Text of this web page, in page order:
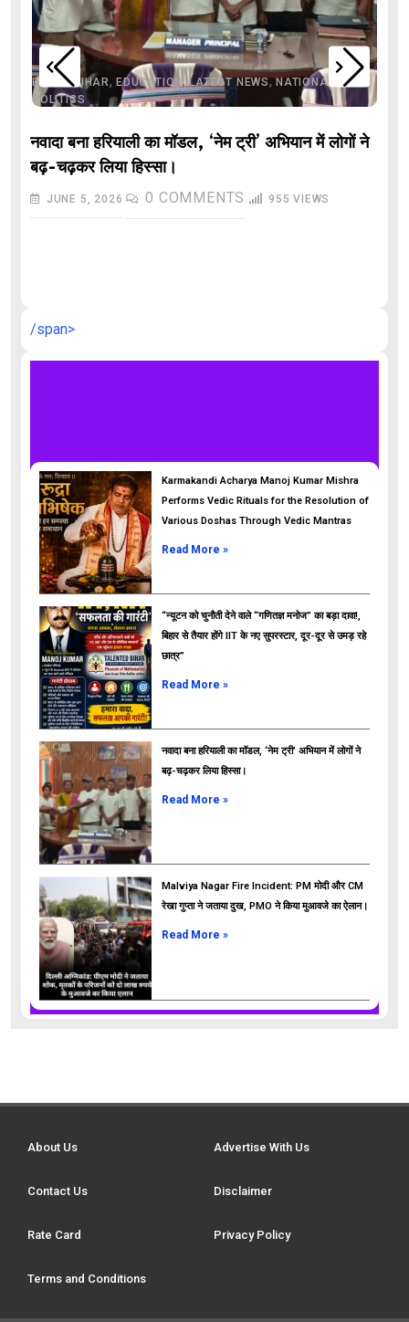
BIHAR,BIHAR, EDUCATION,LATEST NEWS,NATIONAL
POLITICS
नवादा बना हरियाली का मॉडल, ‘नेम ट्री’ अभियान में लोगों ने
बढ़-चढ़कर लिया हिस्सा।
JUNE 5, 2026 0 COMMENTS 955 VIEWS
/span>
ads
Karmakandi Acharya Manoj Kumar Mishra
Performs Vedic Rituals for the Resolution of
Various Doshas Through Vedic Mantras
Read More »
“न्यूटन को चुनौती देने वाले “गणितज्ञ मनोज” का बड़ा दावा!,
बिहार से तैयार होंगे IIT के नए सुपरस्टार, दूर-दूर से उमड़ रहे
छात्र”
Read More »
नवादा बना हरियाली का मॉडल, ‘नेम ट्री’ अभियान में लोगों ने
बढ़-चढ़कर लिया हिस्सा।
Read More »
Malviya Nagar Fire Incident: PM मोदी और CM
रेखा गुप्ता ने जताया दुख, PMO ने किया मुआवजे का ऐलान।
Read More »
About Us Advertise With Us
Contact Us Disclaimer
Rate Card Privacy Policy
Terms and Conditions